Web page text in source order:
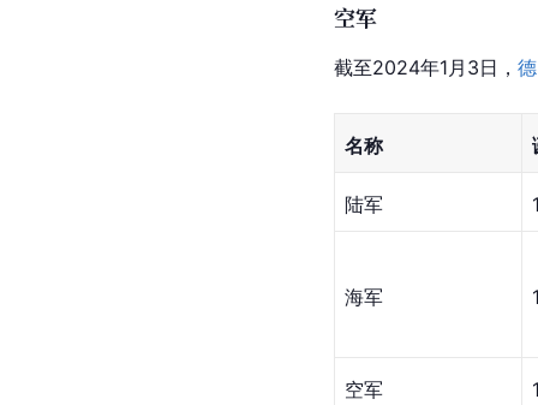
空军
截至2024年1月3日，
名称
陆军
海军
空军